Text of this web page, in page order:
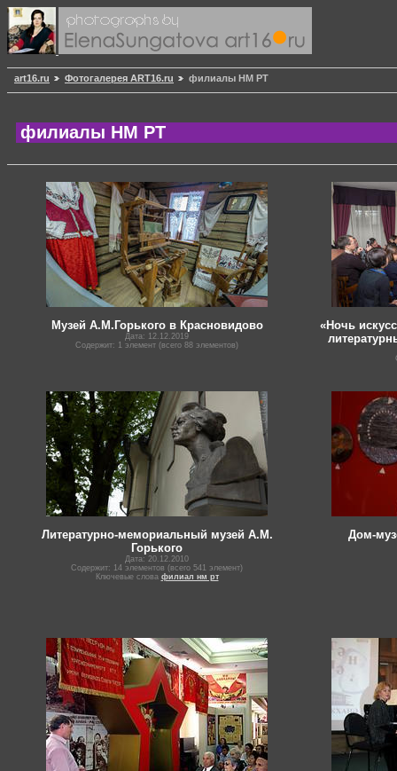
art16.ru Фотогалерея ART16.ru филиалы НМ РТ
филиалы НМ РТ
Музей А.М.Горького в Красновидово
Дата: 12.12.2019
Содержит: 1 элемент (всего 88 элементов)
«Ночь
Литературно-мемориальный музей А.М.
Горького
Дата: 20.12.2010
Содержит: 14 элементов (всего 541 элемент)
Ключевые слова филиал нм рт
Дом-